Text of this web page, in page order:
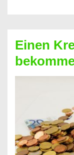
Festvertrag
für
jeden
erfahren
Sie
es
Einen